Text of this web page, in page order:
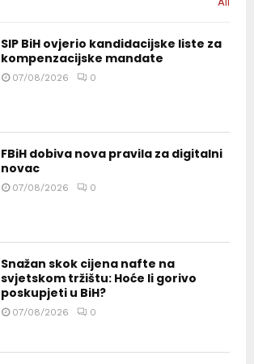
SIP BiH ovjerio kandidacijske liste za
kompenzacijske mandate
07/08/2026 0
FBiH dobiva nova pravila za digitalni
novac
07/08/2026 0
Snažan skok cijena nafte na
svjetskom tržištu: Hoće li gorivo
poskupjeti u BiH?
07/08/2026 0